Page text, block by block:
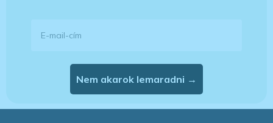
Nem akarok lemaradni →